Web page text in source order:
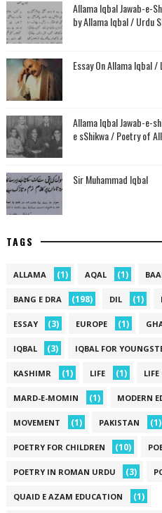
Allama Iqbal Jawab-e-
by Allama Iqbal / Urdu
Essay On Allama Iqbal
Allama Iqbal Jawab-e-
e sShikwa / Poetry of
Sir Muhammad Iqbal
TAGS
ALLAMA (1) AQAL (1)
BANG E DRA (198) DIL (1)
ESSAY (3) EUROPE (1)
IQBAL (3) IQBAL FOR
KASHIMR (1) LIFE (1)
MARD-E-MOMIN (1) MODERN
MOVEMENT (1) PAKISTAN (1)
POETRY FOR CHILDREN (10)
POETRY IN ROMAN URDU (3)
QUAID E AZAM EDUCATION (1)